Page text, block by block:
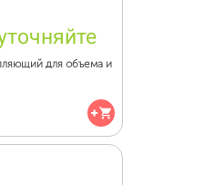
для объема и